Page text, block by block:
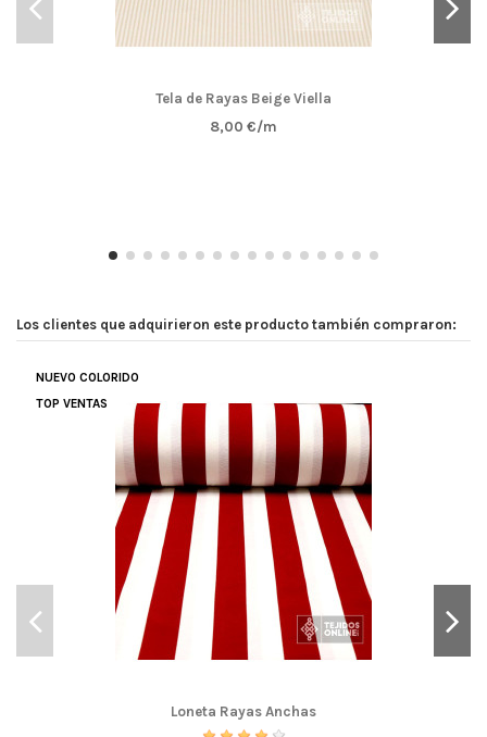
Tela de Rayas Beige Viella
8,00 €/m
Los clientes que adquirieron este producto también compraron:
NUEVO COLORIDO
TOP VENTAS
Loneta Rayas Anchas